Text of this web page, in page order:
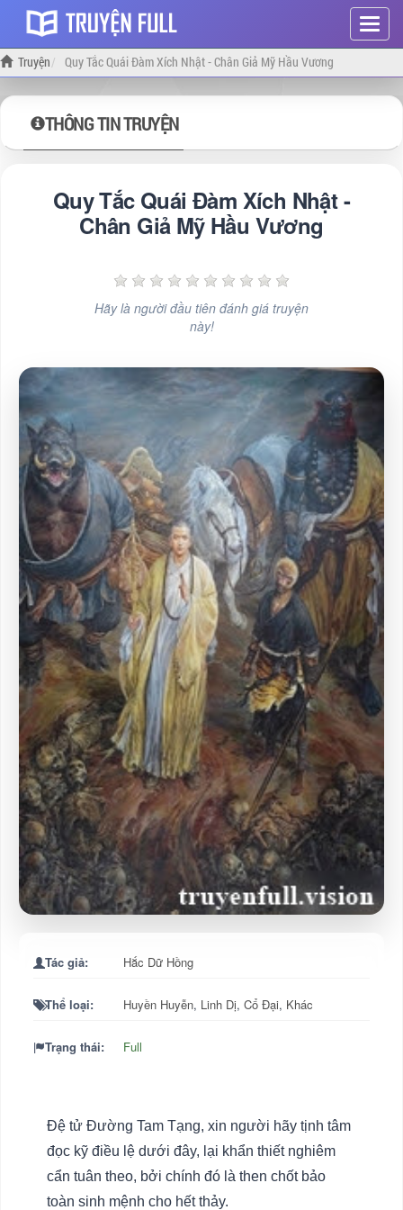
Hiện
menu
Truyện Quy Tắc Quái Đàm Xích Nhật - Chân Giả Mỹ Hầu Vương
THÔNG TIN TRUYỆN
Quy Tắc Quái Đàm Xích Nhật -
Chân Giả Mỹ Hầu Vương
Hãy là người đầu tiên đánh giá truyện
này!
Tác giả: Hắc Dữ Hồng
Thể loại: Huyền Huyễn, Linh Dị, Cổ Đại, Khác
Trạng thái: Full
Đệ tử Đường Tam Tạng, xin người hãy tịnh tâm
đọc kỹ điều lệ dưới đây, lại khẩn thiết nghiêm
cẩn tuân theo, bởi chính đó là then chốt bảo
toàn sinh mệnh cho hết thảy.